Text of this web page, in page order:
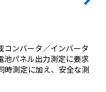
コンバータ／インバータ
池パネル出力測定に要求
時測定に加え、安全な測